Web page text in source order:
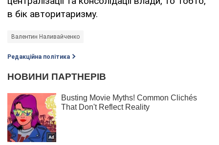
в бік авторитаризму.
Валентин Наливайченко
Редакційна політика